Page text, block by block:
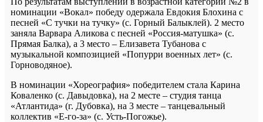
номинации «Вокал» победу одержала Евдокия Блохина с
песней «С тучки на тучку» (с. Горный Балыклей). 2 место
заняла Варвара Аликова с песней «Россия-матушка» (с.
Прямая Балка), а 3 место – Елизавета Тубанова с
музыкальной композицией «Попурри военных лет» (с.
Горноводяное).
В номинации «Хореография» победителем стала Карина
Коваленко (с. Давыдовка), на 2 месте – студия танца
«Атлантида» (г. Дубовка), на 3 месте – танцевальный
коллектив «Е-го-за» (с. Усть-Погожье).